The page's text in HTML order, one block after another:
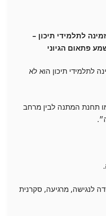
לתלמידי תיכון –
פתאום הגיוני
לתלמידי תיכון הוא לא
תחנת המתנה לבין מרחב
לנגישה, מרגיעה, סקרנית